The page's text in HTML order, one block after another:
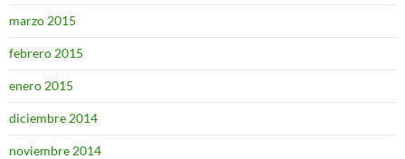
marzo 2015
febrero 2015
enero 2015
diciembre 2014
noviembre 2014